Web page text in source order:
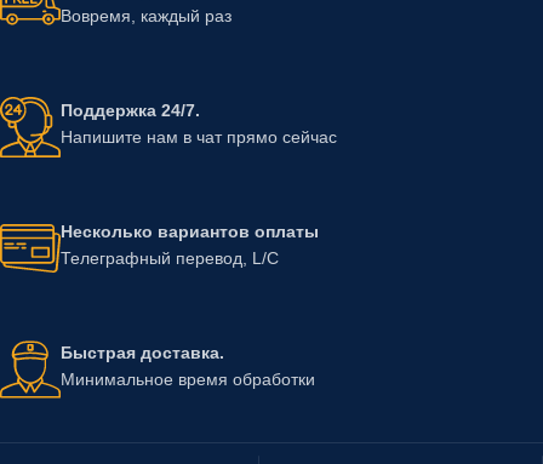
Вовремя, каждый раз
Поддержка 24/7.
Напишите нам в чат прямо сейчас
Несколько вариантов оплаты
Телеграфный перевод, L/C
Быстрая доставка.
Минимальное время обработки